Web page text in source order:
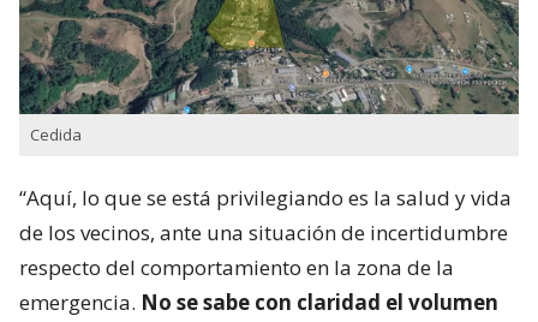
Cedida
“Aquí, lo que se está privilegiando es la salud y vida
de los vecinos, ante una situación de incertidumbre
respecto del comportamiento en la zona de la
emergencia. No se sabe con claridad el volumen